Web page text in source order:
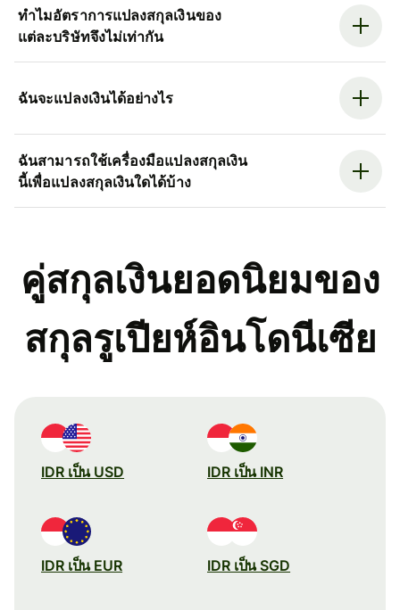
ทำไมอัตราการแปลงสกุลเงินของ
แต่ละบริษัทจึงไม่เท่ากัน
ฉันจะแปลงเงินได้อย่างไร
ฉันสามารถใช้เครื่องมือแปลงสกุลเงิน
นี้เพื่อแปลงสกุลเงินใดได้บ้าง
คู่สกุลเงินยอดนิยมของ
สกุลรูเปียห์อินโดนีเซีย
IDR เป็น USD IDR เป็น INR
IDR เป็น EUR IDR เป็น SGD